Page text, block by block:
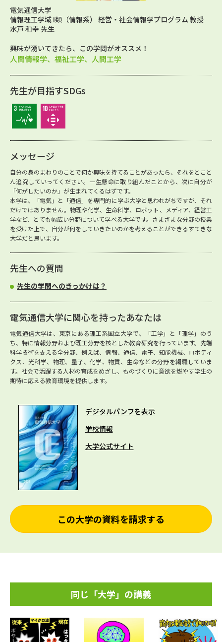
電気通信大学
情報理工学域 I類（情報系） 経営・社会情報学プログラム 教授
水戸 和幸 先生
興味が湧いてきたら、この学問がオススメ！
人間情報学、福祉工学、人間工学
先生が目指すSDGs
メッセージ
自分の身のまわりのことで何か興味を持てることがあったら、それをとこと
ん追究していってください。一生懸命に取り組んだことから、次に自分が
「何がしたいのか」が生まれてくるはずです。
本学は、「電気」と「通信」を専門的に学ぶ大学と思われがちですが、それ
だけではありません。物理や化学、生命科学、ロボット、メディア、経営工
学など、とても幅広い分野について学べる大学です。さまざまな分野の授業
を受けた上で、自分が何をしていきたいのかを考えることができるすてきな
大学だと思います。
先生への質問
先生の学問へのきっかけは？
電気通信大学に関心を持ったあなたは
電気通信大学は、東京にある理工系国立大学で、「工学」と「理学」のう
ち、特に情報分野および理工分野を核とした教育研究を行っています。先端
科学技術を支える全分野、例えば、情報、通信、電子、知能機械、ロボティ
クス、光科学、物理、量子、化学、物質、生命などの分野を網羅していま
す。社会で活躍する人材の育成をめざし、ものづくりに意欲を燃やす学生の
期待に応える教育環境を提供します。
デジタルパンフを表示
学校情報
大学公式サイト
この大学の資料を請求する
同じ「大学」の講義